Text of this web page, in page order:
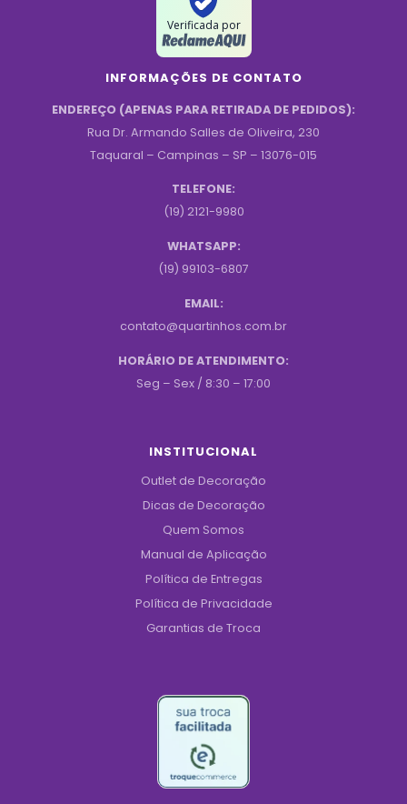
Verificada por
INFORMAÇÕES DE CONTATO
ENDEREÇO (APENAS PARA RETIRADA DE PEDIDOS):
Rua Dr. Armando Salles de Oliveira, 230
Taquaral – Campinas – SP – 13076-015
TELEFONE:
(19) 2121-9980
WHATSAPP:
(19) 99103-6807
EMAIL:
contato@quartinhos.com.br
HORÁRIO DE ATENDIMENTO:
Seg – Sex / 8:30 – 17:00
INSTITUCIONAL
Outlet de Decoração
Dicas de Decoração
Quem Somos
Manual de Aplicação
Política de Entregas
Política de Privacidade
Garantias de Troca